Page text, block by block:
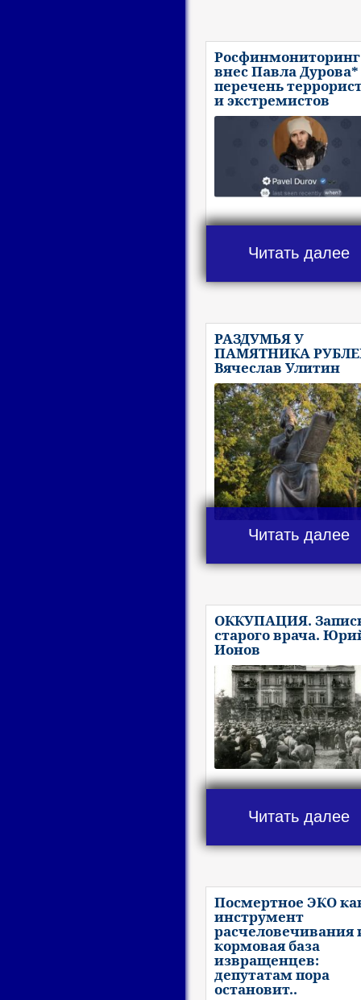
Росфинмониторинг
внес Павла
перечень
и экстремистов
Читать далее
РАЗДУМЬЯ У
ПАМЯТНИКА
Вячеслав Улитин
Читать далее
ОККУПАЦИЯ.
старого врача.
Ионов
Читать далее
Посмертное ЭКО
инструмент
расчеловечивания
кормовая база
извращенцев:
депутатам пора
остановит..